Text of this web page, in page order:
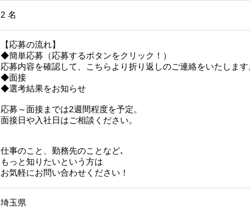
2 名
【応募の流れ】
◆簡単応募（応募するボタンをクリック！）
応募内容を確認して、こちらより折り返しのご連絡をいたします
◆面接
◆選考結果をお知らせ
応募～面接までは2週間程度を予定。
面接日や入社日はご相談ください。
仕事のこと、勤務先のことなど､
もっと知りたいという方は
お気軽にお問い合わせください！
埼玉県